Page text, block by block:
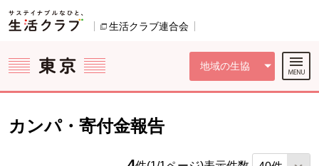
ページの先頭です。
生活クラブ連合会
地域の生協
ここからサイト内共通メニューです。
サイト内共通メニューをスキップする
サイト内共通メニューここまで。
カンパ・寄付金報告